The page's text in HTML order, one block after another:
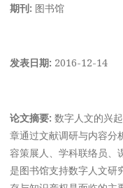
期刊: 图书馆
发表日期: 2016-12-14
论文摘要: 数字人文的兴
章通过文献调研与内容分
容策展人、学科联络员、
是图书馆支持数字人文研